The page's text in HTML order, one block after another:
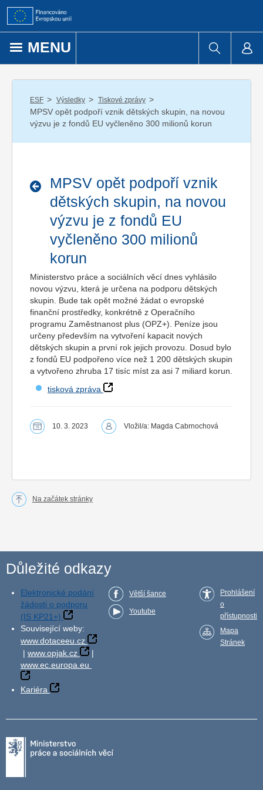
Přejít k obsahu
MENU
ESF / Výsledky / Tiskové zprávy /
MPSV opět podpoří vznik dětských skupin, na novou
výzvu je z fondů EU vyčleněno 300 milionů korun
MPSV opět podpoří vznik
dětských skupin, na novou
výzvu je z fondů EU
vyčleněno 300 milionů
korun
Ministerstvo práce a sociálních věcí dnes vyhlásilo
novou výzvu, která je určena na podporu dětských
skupin. Bude tak opět možné žádat o evropské
finanční prostředky, konkrétně z Operačního
programu Zaměstnanost plus (OPZ+). Peníze jsou
určeny především na vytvoření kapacit nových
dětských skupin a první rok jejich provozu. Dosud bylo
z fondů EU podpořeno více než 1 200 dětských skupin
a vytvořeno zhruba 17 tisíc míst za asi 7 miliard korun.
tisková zpráva
10. 3. 2023 Vložil/a: Magda Cabrnochová
Na začátek stránky
Důležité odkazy
Elektronické podání
žádosti o podporu
(IS KP21+)
Související weby:
www.dotaceeu.cz
| www.opjak.cz
|
www.ec.europa.eu
Kariéra
Větší šance
Youtube
Prohlášení
o
přístupnosti
Mapa
Stránek